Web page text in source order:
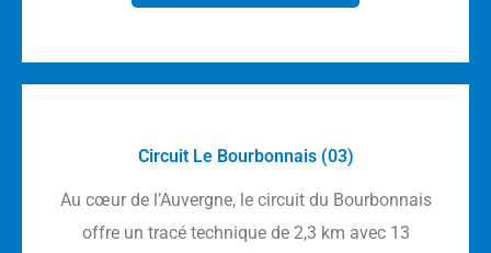
Circuit Le Bourbonnais (03)
Au cœur de l’Auvergne, le circuit du Bourbonnais
offre un tracé technique de 2,3 km avec 13